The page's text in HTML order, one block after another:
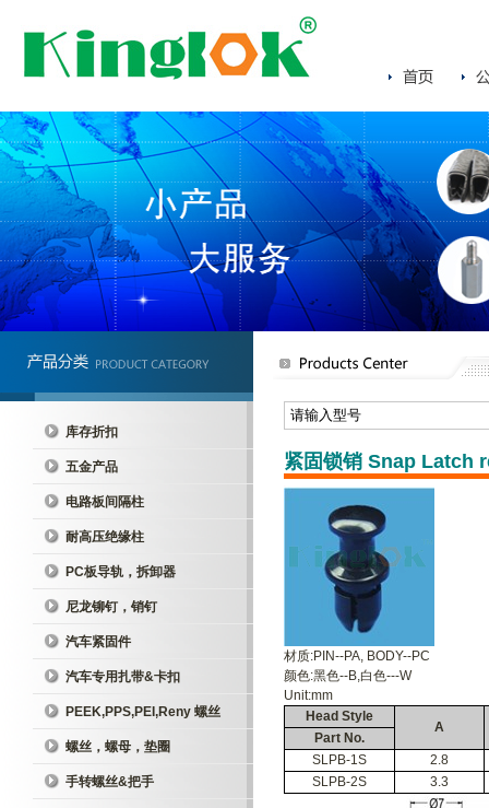
库存折扣
五金产品
电路板间隔柱
耐高压绝缘柱
PC板导轨，拆卸器
尼龙铆钉，销钉
汽车紧固件
汽车专用扎带&卡扣
PEEK,PPS,PEI,Reny 螺丝
螺丝，螺母，垫圈
手转螺丝&把手
紧固锁销 Snap Latch
材质:PIN--PA, BODY--PC
颜色:黑色--B,白色---W
Unit:mm
Head Style
A
Part No.
SLPB-1S
2.8
SLPB-2S
3.3